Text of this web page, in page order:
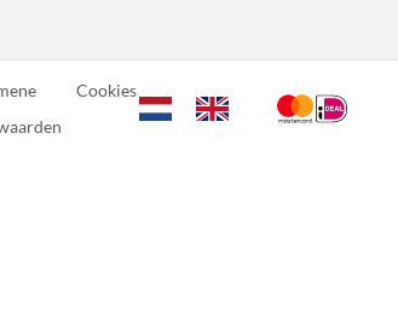
Cookies